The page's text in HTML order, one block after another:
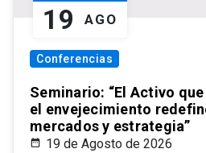
19 AGO
Conferencias
Seminario: “El Activo
el envejecimiento
mercados y estrategia”
19 de Agosto de 2026